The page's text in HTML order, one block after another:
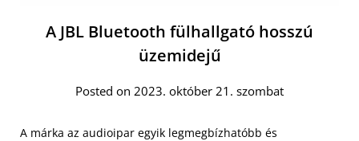
A JBL Bluetooth fülhallgató hosszú
üzemidejű
Posted on 2023. október 21. szombat
A márka az audioipar egyik legmegbízhatóbb és